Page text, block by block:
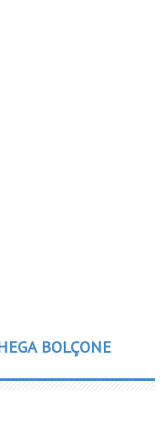
BOLÇONE